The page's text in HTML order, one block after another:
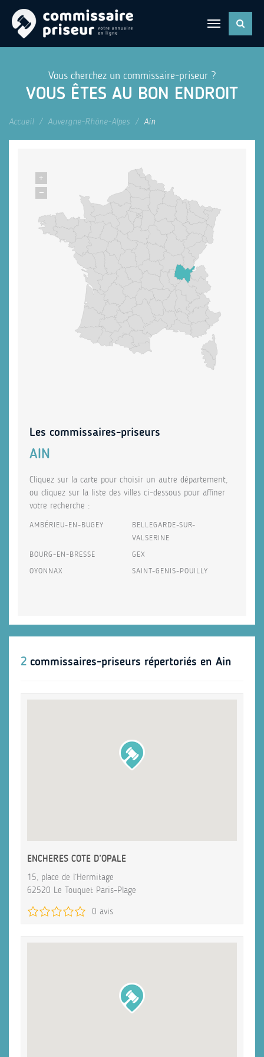
Vous cherchez un commissaire-priseur ?
VOUS ÊTES AU BON ENDROIT
Accueil Auvergne-Rhône-Alpes Ain
+
−
Les commissaires-priseurs
AIN
Cliquez sur la carte pour choisir un autre département,
ou cliquez sur la liste des villes ci-dessous pour affiner
votre recherche :
AMBÉRIEU-EN-BUGEY
BELLEGARDE-SUR-
VALSERINE
BOURG-EN-BRESSE
GEX
OYONNAX
SAINT-GENIS-POUILLY
2 commissaires-priseurs répertoriés en Ain
ENCHERES COTE D’OPALE
15, place de l’Hermitage
62520 Le Touquet Paris-Plage
0 avis